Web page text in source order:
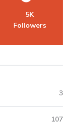
5K
Followers
3
107